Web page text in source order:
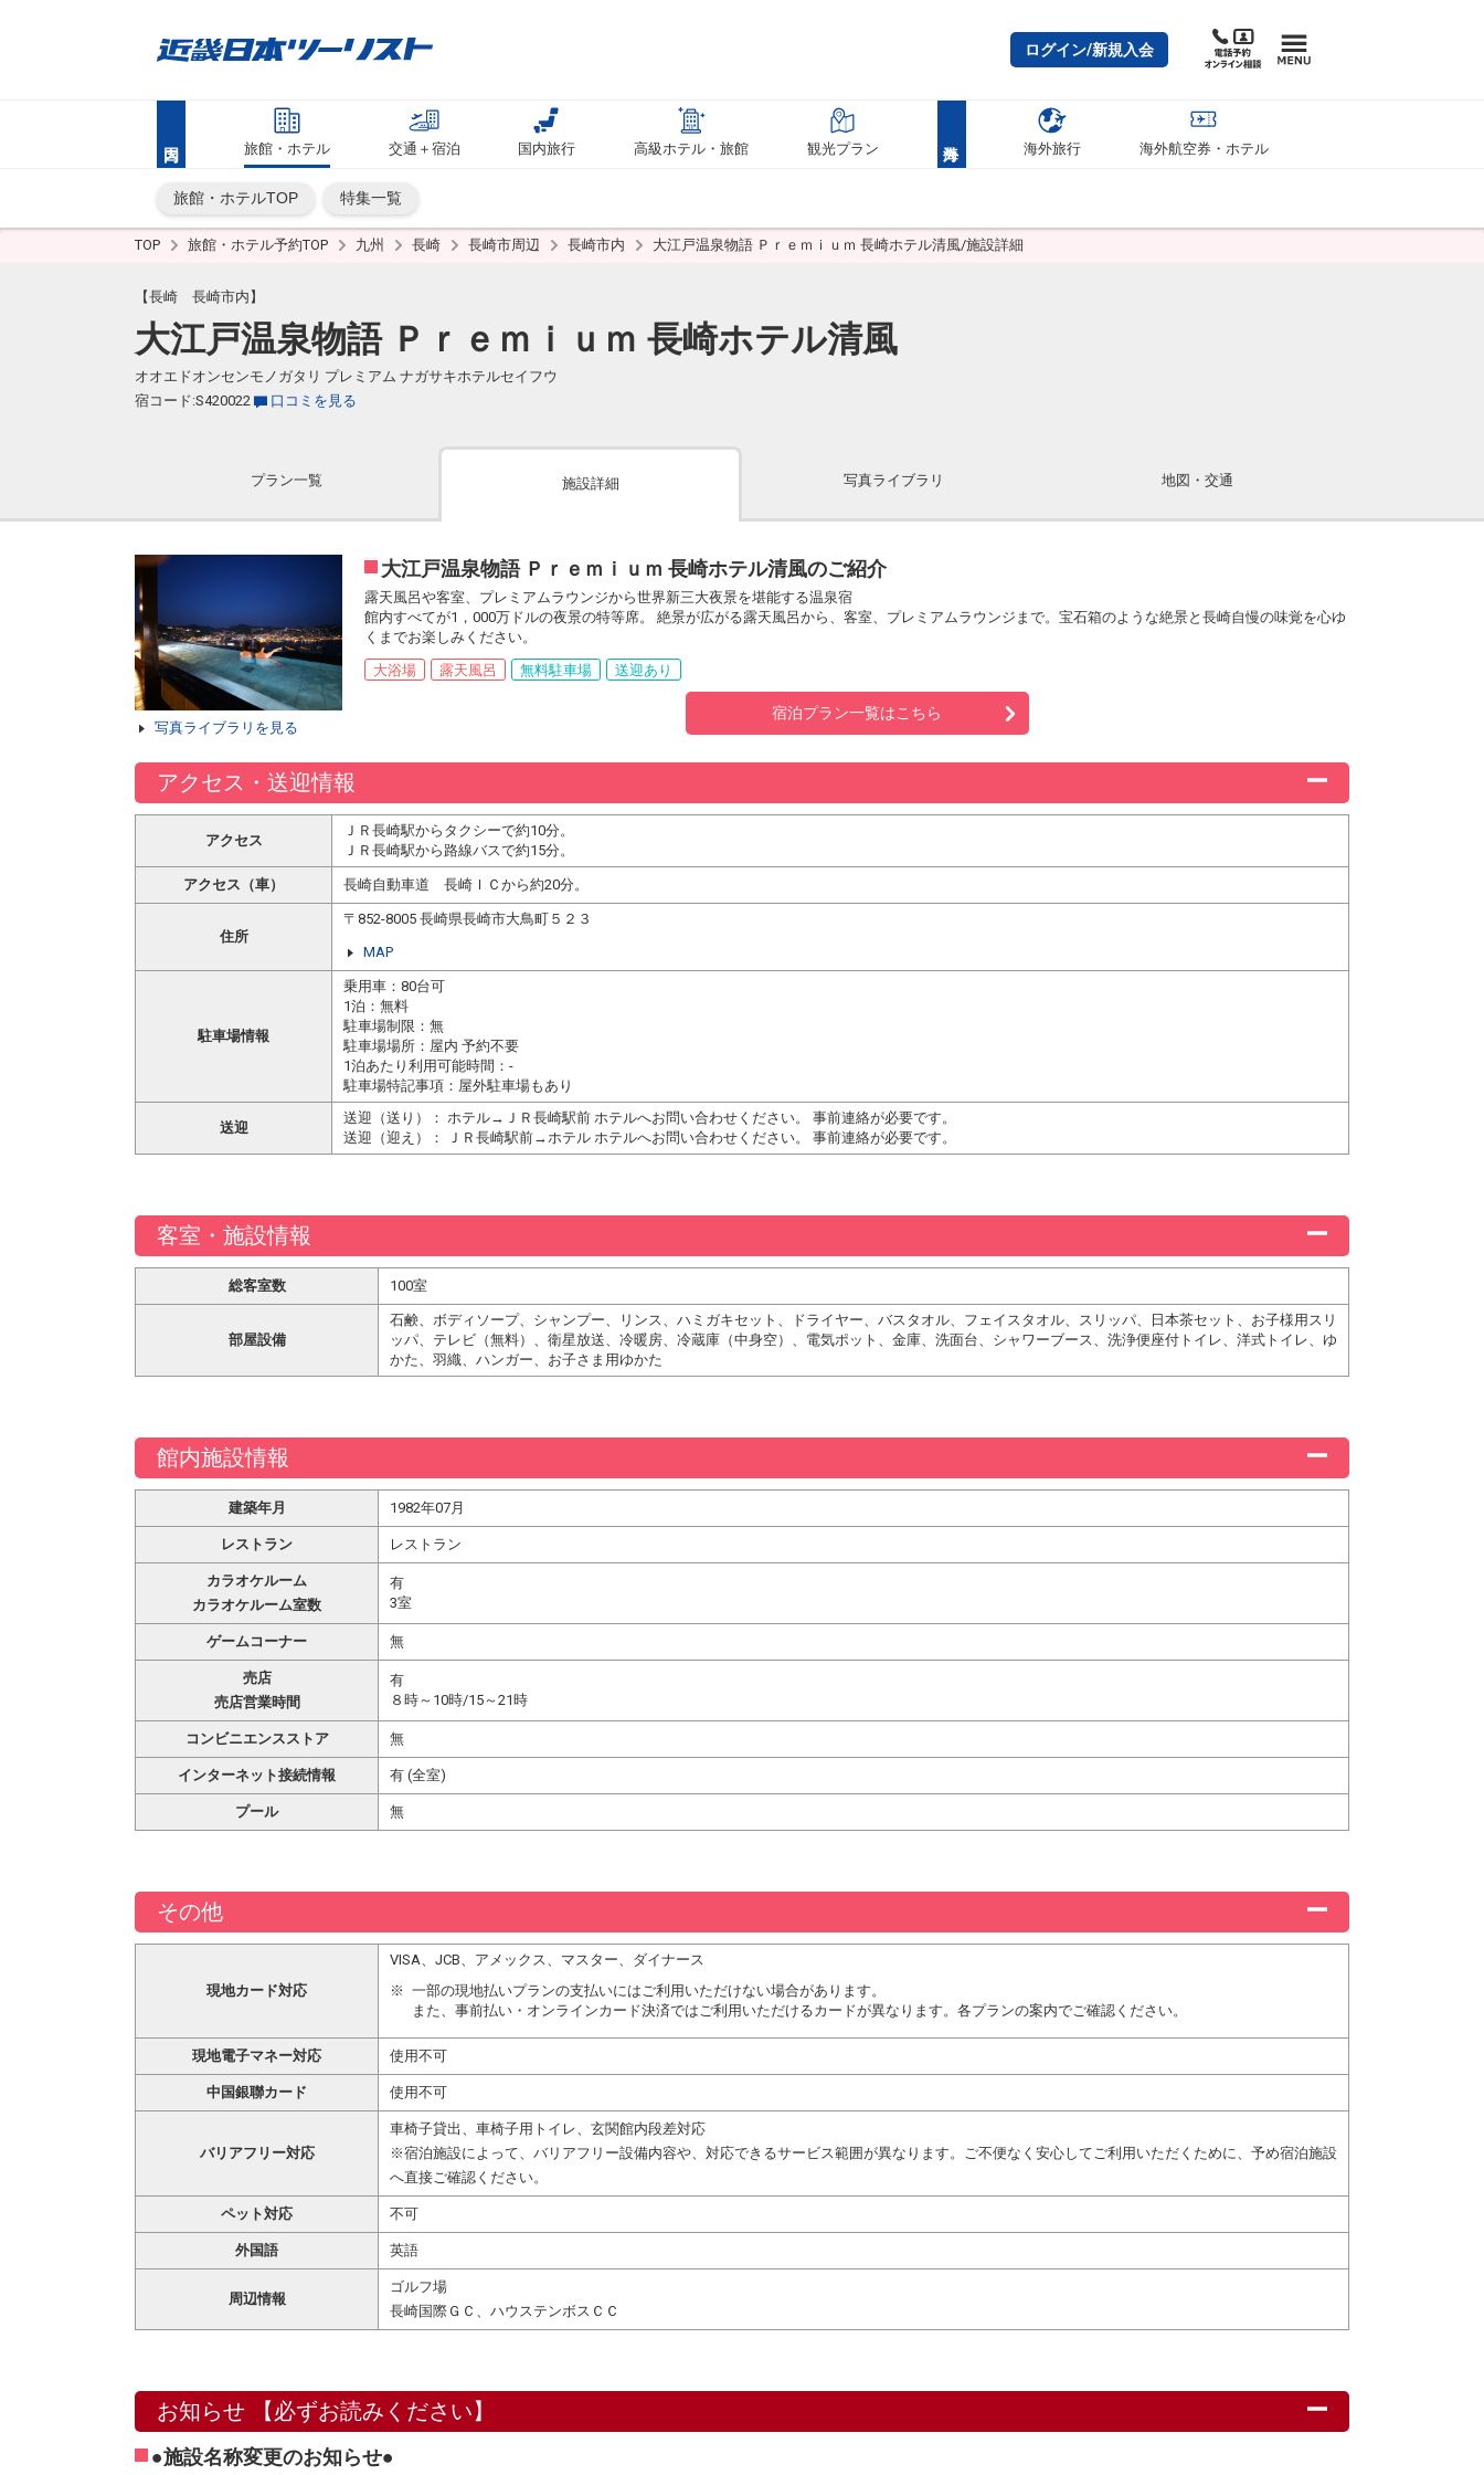
ログイン/新規入会
旅館・ホテル 交通＋宿泊 国内旅行 高級ホテル・旅館 観光プラン 海外旅行 海外航空券・ホテル
旅館・ホテルTOP 特集一覧
TOP 旅館・ホテル予約TOP 九州 長崎 長崎市周辺 長崎市内 大江戸温泉物語 Ｐｒｅｍｉｕｍ 長崎ホテル清風/施設詳細
【長崎 長崎市内】
大江戸温泉物語 Ｐｒｅｍｉｕｍ 長崎ホテル清風
オオエドオンセンモノガタリ プレミアム ナガサキホテルセイフウ
宿コード:S420022
口コミを見る
プラン一覧 施設詳細 写真ライブラリ 地図・交通
写真ライブラリを見る
大江戸温泉物語 Ｐｒｅｍｉｕｍ 長崎ホテル清風のご紹介
露天風呂や客室、プレミアムラウンジから世界新三大夜景を堪能する温泉宿
館内すべてが1，000万ドルの夜景の特等席。 絶景が広がる露天風呂から、客室、プレミアムラウンジまで。宝石箱のような絶景と長崎自慢の味覚を心ゆ
くまでお楽しみください。
大浴場
露天風呂 無料駐車場 送迎あり
宿泊プラン一覧はこちら
アクセス・送迎情報
アクセス
ＪＲ長崎駅からタクシーで約10分。
ＪＲ長崎駅から路線バスで約15分。
アクセス（車） 長崎自動車道 長崎ＩＣから約20分。
住所
〒852-8005 長崎県長崎市大鳥町５２３
MAP
駐車場情報
乗用車：80台可
1泊：無料
駐車場制限：無
駐車場場所：屋内 予約不要
1泊あたり利用可能時間：-
駐車場特記事項：屋外駐車場もあり
送迎
送迎（送り）： ホテル→ＪＲ長崎駅前 ホテルへお問い合わせください。 事前連絡が必要です。
送迎（迎え）： ＪＲ長崎駅前→ホテル ホテルへお問い合わせください。 事前連絡が必要です。
客室・施設情報
総客室数 100室
部屋設備
石鹸、ボディソープ、シャンプー、リンス、ハミガキセット、ドライヤー、バスタオル、フェイスタオル、スリッパ、日本茶セット、お子様用スリ
ッパ、テレビ（無料）、衛星放送、冷暖房、冷蔵庫（中身空）、電気ポット、金庫、洗面台、シャワーブース、洗浄便座付トイレ、洋式トイレ、ゆ
かた、羽織、ハンガー、お子さま用ゆかた
館内施設情報
建築年月 1982年07月
レストラン レストラン
カラオケルーム
カラオケルーム室数
有
3室
ゲームコーナー 無
売店
売店営業時間
有
８時～10時/15～21時
コンビニエンスストア 無
インターネット接続情報 有 (全室)
プール 無
その他
現地カード対応
VISA、JCB、アメックス、マスター、ダイナース
一部の現地払いプランの支払いにはご利用いただけない場合があります。
また、事前払い・オンラインカード決済ではご利用いただけるカードが異なります。各プランの案内でご確認ください。
現地電子マネー対応 使用不可
中国銀聯カード 使用不可
バリアフリー対応
車椅子貸出、車椅子用トイレ、玄関館内段差対応
※宿泊施設によって、バリアフリー設備内容や、対応できるサービス範囲が異なります。ご不便なく安心してご利用いただくために、予め宿泊施設
へ直接ご確認ください。
ペット対応 不可
外国語 英語
周辺情報
ゴルフ場
長崎国際ＧＣ、ハウステンボスＣＣ
お知らせ 【必ずお読みください】
●施設名称変更のお知らせ●